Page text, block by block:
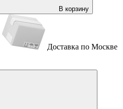
В корзину
Доставка по Москве